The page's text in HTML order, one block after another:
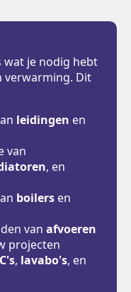
wat je nodig hebt
verwarming. Dit
leidingen en
van
, en
boilers en
van afvoeren
projecten
, lavabo's, en